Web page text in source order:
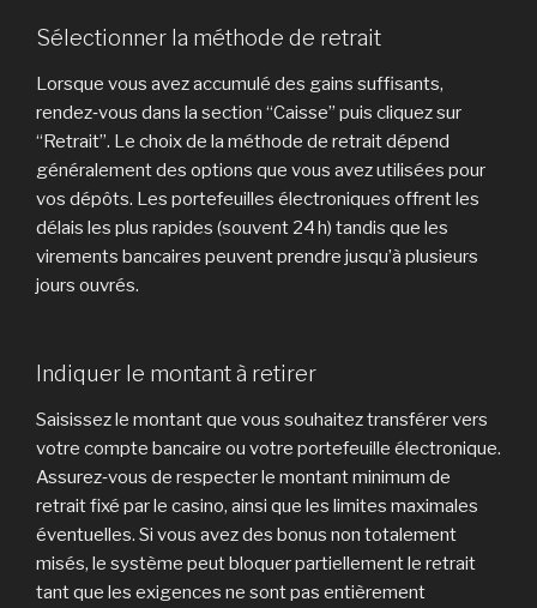
Sélectionner la méthode de retrait
Lorsque vous avez accumulé des gains suffisants,
rendez‑vous dans la section “Caisse” puis cliquez sur
“Retrait”. Le choix de la méthode de retrait dépend
généralement des options que vous avez utilisées pour
vos dépôts. Les portefeuilles électroniques offrent les
délais les plus rapides (souvent 24 h) tandis que les
virements bancaires peuvent prendre jusqu’à plusieurs
jours ouvrés.
Indiquer le montant à retirer
Saisissez le montant que vous souhaitez transférer vers
votre compte bancaire ou votre portefeuille électronique.
Assurez‑vous de respecter le montant minimum de
retrait fixé par le casino, ainsi que les limites maximales
éventuelles. Si vous avez des bonus non totalement
misés, le système peut bloquer partiellement le retrait
tant que les exigences ne sont pas entièrement